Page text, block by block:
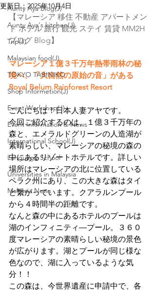
Aunty Aya Blog(J)
Aunty Aya's kitchen(J)
Trip(J)
Malaysian food(J)
TOKYO TABINIKO
Shop Informetion(J)
Event Workshop(J)
Event Information & News
International School(J)
Language School
Universities in Malaysia
Malaysia News
更新日： 2025年10月4日
【マレーシア 移住 不動産 アパートメン
ト ホテル 旅行 観光 ステイ 賃貸 MM2H
ブログ Blog】
マレーシア１億３千万年熱帯雨林の秘
境へ、「大自然の原始の音」がある
Royal Belum Rainforest Resort
こんにちは！日本人妻アヤです。
今回ご紹介するのは、１億３千万年の
森と、エメラルドグリーンの人造湖が
素晴らしい、マレーシアの秘境の森の
中にあるリゾートホテルです。詳しい
場所はマレーシアの北に位置している
ペラク州にあり、この大きな森はタイ
と繋がっています。クアラルンプール
から４時間半の距離です。
なんと森の中にあるホテルのプールは
湖のインフィニティ―プール。３６０
度マレーシアの素晴らしい秘境の景色
が広がります。湖とプールが同じ様な
色なので、湖に入っているような気
分！！
この森は、今世界遺産に申請中で、各